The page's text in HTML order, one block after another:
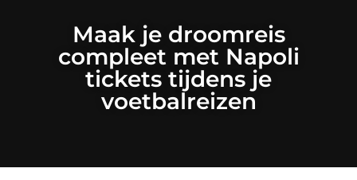
Maak je droomreis
compleet met Napoli
tickets tijdens je
voetbalreizen